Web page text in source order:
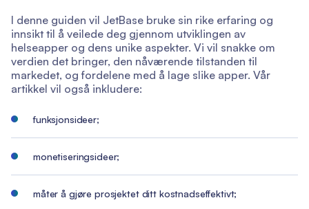
I denne guiden vil JetBase bruke sin rike erfaring og
innsikt til å veilede deg gjennom utviklingen av
helseapper og dens unike aspekter. Vi vil snakke om
verdien det bringer, den nåværende tilstanden til
markedet, og fordelene med å lage slike apper. Vår
artikkel vil også inkludere:
funksjonsideer;
monetiseringsideer;
måter å gjøre prosjektet ditt kostnadseffektivt;